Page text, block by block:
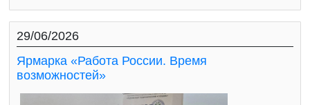
29/06/2026
Ярмарка «Работа России. Время
возможностей»